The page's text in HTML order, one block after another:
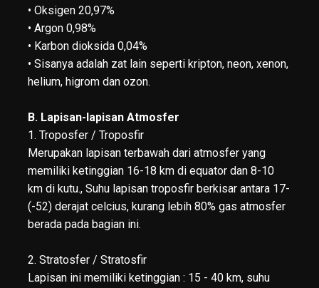
• Oksigen 20,97%
• Argon 0,98%
• Karbon dioksida 0,04%
• Sisanya adalah zat lain seperti kripton, neon, xenon,
helium, higrom dan ozon.
B. Lapisan-lapisan Atmosfer
1. Troposfer / Troposfir
Merupakan lapisan terbawah dari atmosfer yang
memiliki ketinggian 16-18 km di equator dan 8-10
km di kutu., Suhu lapisan troposfir berkisar antara 17-
(-52) derajat celcius, kurang lebih 80% gas atmosfer
berada pada bagian ini.
2. Stratosfer / Stratosfir
Lapisan ini memiliki ketinggian : 15 - 40 km, suhu